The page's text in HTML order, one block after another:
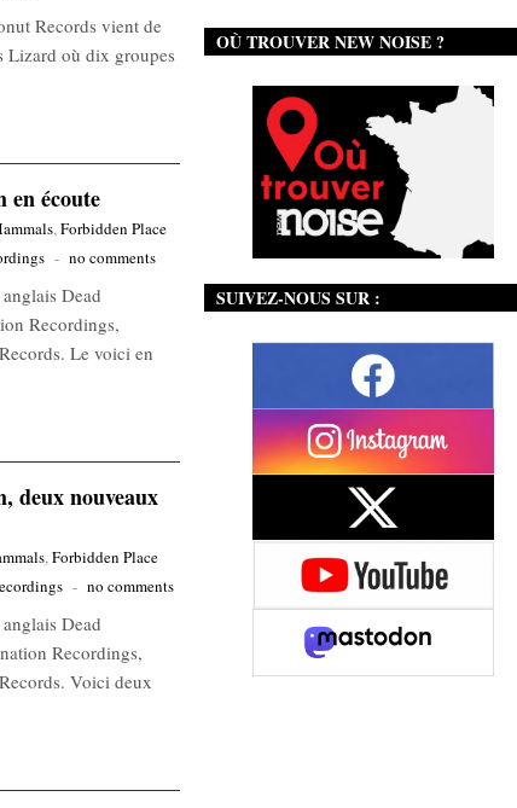
Records vient de
Lizard où dix groupes
en écoute
,Forbidden Place
- no comments
Dead
Recordings,
Le voici en
deux nouveaux
,Forbidden Place
- no comments
Dead
Recordings,
Voici deux
OÙ TROUVER NEW NOISE ?
SUIVEZ-NOUS SUR :